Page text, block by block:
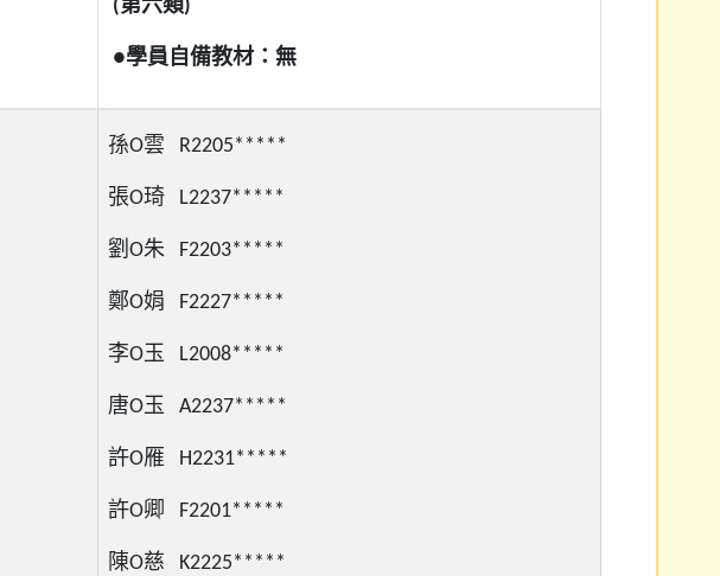
(第六類)
●學員自備教材：無
孫O雲 R2205*****
張O琦 L2237*****
劉O朱 F2203*****
鄭O娟 F2227*****
李O玉 L2008*****
唐O玉 A2237*****
許O雁 H2231*****
許O卿 F2201*****
陳O慈 K2225*****